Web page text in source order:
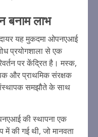
बनाम लाभ
यह मुकदमा ओपनएआई
प्रयोगशाला से एक
पर केंद्रित है। मस्क,
और प्राथमिक संरक्षक
समझौते के साथ
की स्थापना एक
की गई थी, जो मानवता